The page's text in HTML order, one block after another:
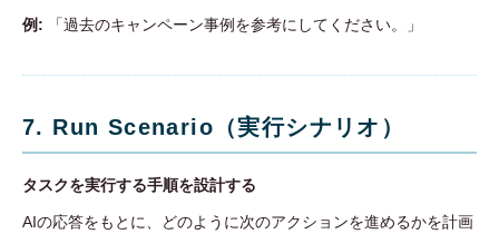
例: 「過去のキャンペーン事例を参考にしてください。」
7. Run Scenario（実行シナリオ）
タスクを実行する手順を設計する
AIの応答をもとに、どのように次のアクションを進めるかを計画